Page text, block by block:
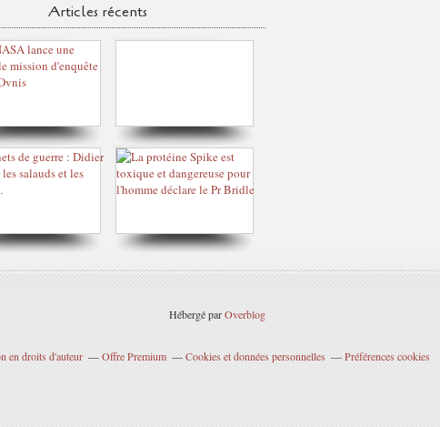
Articles récents
Hébergé parOverblog
en droits d'auteur Offre Premium Cookies et données personnelles Préférences cookies